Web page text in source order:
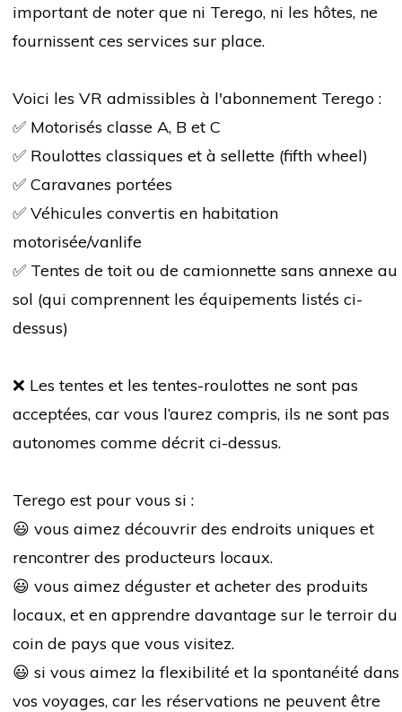
important de noter que ni Terego, ni les hôtes, ne
fournissent ces services sur place.
Voici les VR admissibles à l'abonnement Terego :
✅ Motorisés classe A, B et C
✅ Roulottes classiques et à sellette (fifth wheel)
✅ Caravanes portées
✅ Véhicules convertis en habitation
motorisée/vanlife
✅ Tentes de toit ou de camionnette sans annexe au
sol (qui comprennent les équipements listés ci-
dessus)
❌ Les tentes et les tentes-roulottes ne sont pas
acceptées, car vous l’aurez compris, ils ne sont pas
autonomes comme décrit ci-dessus.
Terego est pour vous si :
😃 vous aimez découvrir des endroits uniques et
rencontrer des producteurs locaux.
😃 vous aimez déguster et acheter des produits
locaux, et en apprendre davantage sur le terroir du
coin de pays que vous visitez.
😃 si vous aimez la flexibilité et la spontanéité dans
vos voyages, car les réservations ne peuvent être